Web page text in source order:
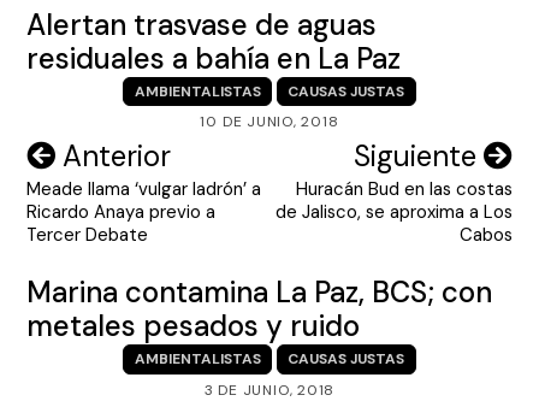
Alertan trasvase de aguas
residuales a bahía en La Paz
AMBIENTALISTAS
CAUSAS JUSTAS
10 DE JUNIO, 2018
Navegación
de
entradas
Anterior
Meade llama ‘vulgar ladrón’ a
Ricardo Anaya previo a
Tercer Debate
Siguiente
Huracán Bud en las costas
de Jalisco, se aproxima a Los
Cabos
Marina contamina La Paz, BCS; con
metales pesados y ruido
AMBIENTALISTAS
CAUSAS JUSTAS
3 DE JUNIO, 2018